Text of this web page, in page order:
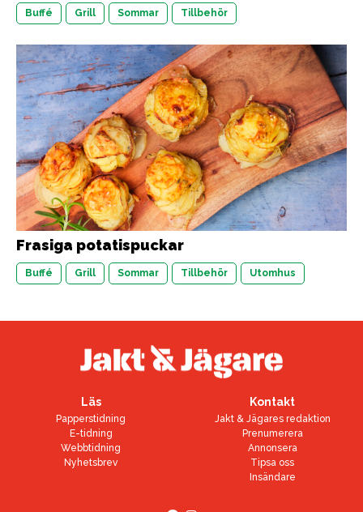
Buffé Grill Sommar Tillbehör
Frasiga potatispuckar
Buffé Grill Sommar Tillbehör Utomhus
Läs
Papperstidning
E-tidning
Webbtidning
Nyhetsbrev
Kontakt
Jakt & Jägares redaktion
Prenumerera
Annonsera
Tipsa oss
Insändare